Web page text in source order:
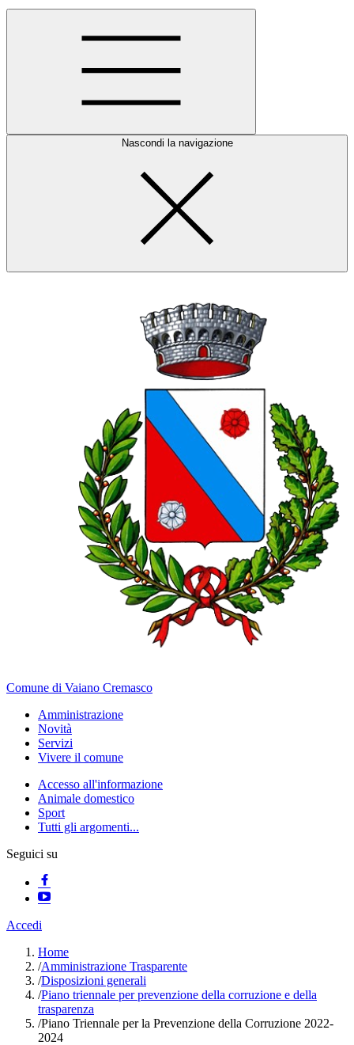
Nascondi la navigazione
Comune di Vaiano Cremasco
Amministrazione
Novità
Servizi
Vivere il comune
Accesso all'informazione
Animale domestico
Sport
Tutti gli argomenti...
Seguici su
Accedi
Home
/Amministrazione Trasparente
/Disposizioni generali
/Piano triennale per prevenzione della corruzione e della
trasparenza
/Piano Triennale per la Prevenzione della Corruzione 2022-
2024